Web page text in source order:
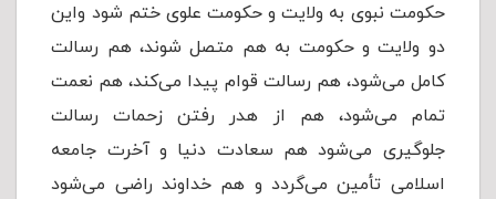
حکومت نبوی به ولایت و حکومت علوی ختم شود واین
دو ولایت و حکومت به هم متصل شوند، هم رسالت
کامل می‌شود، هم رسالت قوام پیدا می‌کند، هم نعمت
تمام می‌شود، هم از هدر رفتن زحمات رسالت
جلوگیری می‌شود هم سعادت دنیا و آخرت جامعه
اسلامی تأمین می‌گردد و هم خداوند راضی می‌شود